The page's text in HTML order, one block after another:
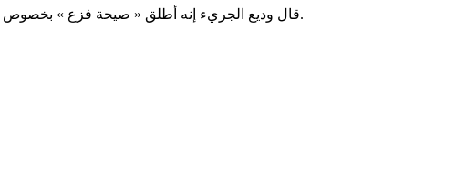
قال وديع الجريء إنه أطلق « صيحة فزع » بخصوص وضعية النادي الإفريقي. وأضاف أنه تم الاتفاق على فتح حساب بنكي خاص بخلاص هذه النزاعات، وسيوضع على ذمة جماهير النادي.